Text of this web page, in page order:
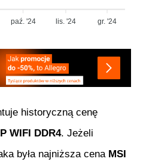
paź. '24 lis. '24 gr. '24
historyczną cenę
WIFI DDR4. Jeżeli
była najniższa cena MSI